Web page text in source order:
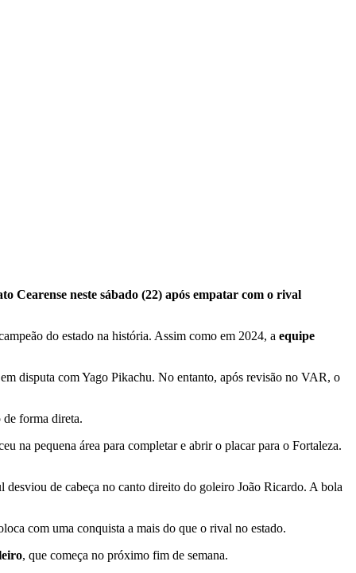
Cearense neste sábado (22) após empatar com o rival
do estado na história. Assim como em 2024, a equipe
disputa com Yago Pikachu. No entanto, após revisão no VAR, o
forma direta.
na pequena área para completar e abrir o placar para o Fortaleza.
de cabeça no canto direito do goleiro João Ricardo. A bola
com uma conquista a mais do que o rival no estado.
, que começa no próximo fim de semana.